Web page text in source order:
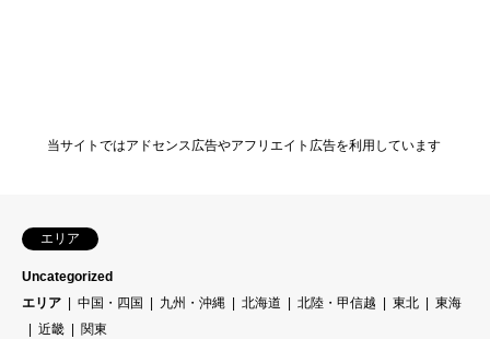
当サイトではアドセンス広告やアフリエイト広告を利用しています
エリア
Uncategorized
エリア
中国・四国 九州・沖縄 北海道 北陸・甲信越 東北
東海
近畿
関東